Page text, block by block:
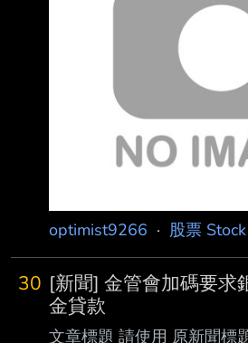
界的一個狀態。 BTW 該感
根就徹底斷頭。 感覺心理
當成可複製成功模式，問
道真的要被強 平才會醒嗎
Sent from JPTT on my
我朋友，我
optimist9266 · 股票 Stock
30 [新聞] 金管會加碼要求
金貸款
文章標題 請使用 原新聞標